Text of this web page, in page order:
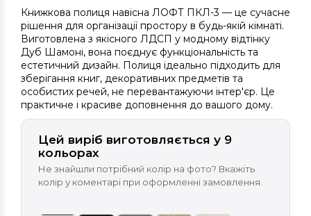
Книжкова полиця навісна ЛОФТ ПКЛ-3 — це сучасне
рішення для організації простору в будь-якій кімнаті.
Виготовлена з якісного ЛДСП у модному відтінку
Дуб Шамоні, вона поєднує функціональність та
естетичний дизайн. Полиця ідеально підходить для
зберігання книг, декоративних предметів та
особистих речей, не перевантажуючи інтер'єр. Це
практичне і красиве доповнення до вашого дому.
Цей виріб виготовляється у 9
кольорах
Не знайшли потрібний колір на фото? Вкажіть
колір у коментарі при оформленні замовлення.